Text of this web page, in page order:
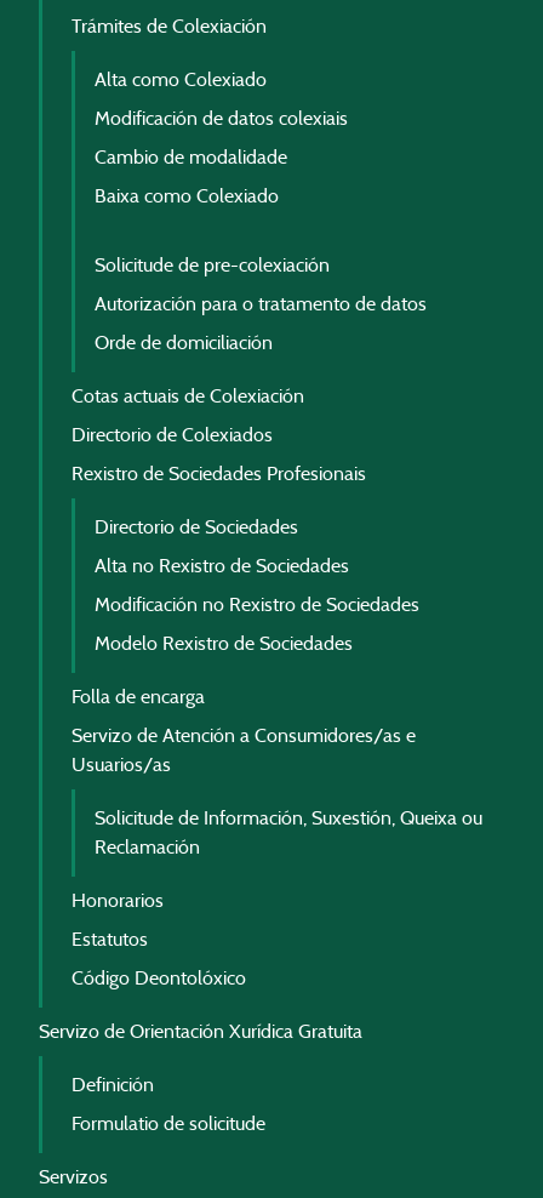
Trámites de Colexiación
Alta como Colexiado
Modificación de datos colexiais
Cambio de modalidade
Baixa como Colexiado
Solicitude de pre-colexiación
Autorización para o tratamento de datos
Orde de domiciliación
Cotas actuais de Colexiación
Directorio de Colexiados
Rexistro de Sociedades Profesionais
Directorio de Sociedades
Alta no Rexistro de Sociedades
Modificación no Rexistro de Sociedades
Modelo Rexistro de Sociedades
Folla de encarga
Servizo de Atención a Consumidores/as e
Usuarios/as
Solicitude de Información, Suxestión, Queixa ou
Reclamación
Honorarios
Estatutos
Código Deontolóxico
Servizo de Orientación Xurídica Gratuita
Definición
Formulatio de solicitude
Servizos